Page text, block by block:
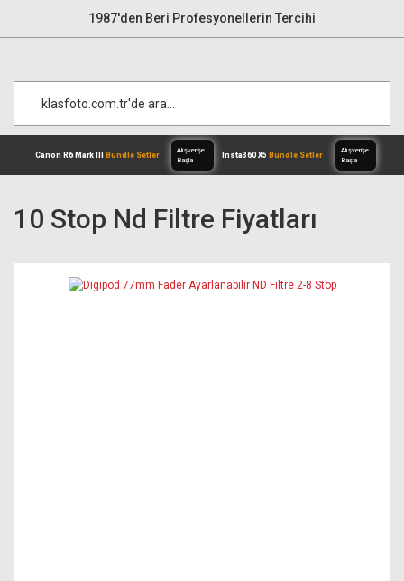
1987'den Beri Profesyonellerin Tercihi
Başla
10 Stop Nd Filtre Fiyatları